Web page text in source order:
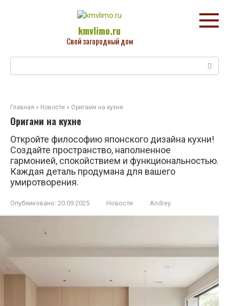
kmvlimo.ru
Свой загородный дом
Главная » Новости » Оригами на кухне
Оригами на кухне
Откройте философию японского дизайна кухни!
Создайте пространство, наполненное
гармонией, спокойствием и функциональностью.
Каждая деталь продумана для вашего
умиротворения.
Опубликовано: 20.09.2025 Новости Andrey